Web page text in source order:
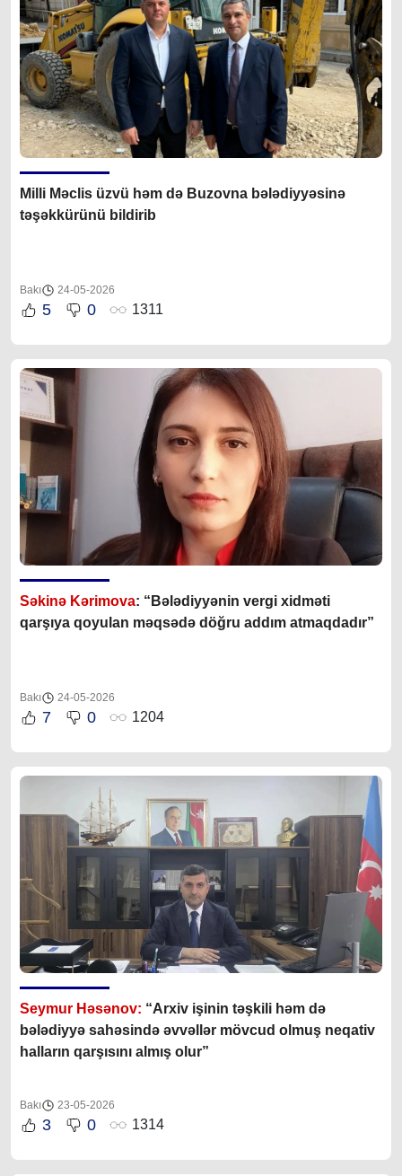
Milli Məclis üzvü həm də Buzovna bələdiyyəsinə
təşəkkürünü bildirib
Bakı 24-05-2026
5 0 1311
Səkinə Kərimova: “Bələdiyyənin vergi xidməti
qarşıya qoyulan məqsədə döğru addım atmaqdadır”
Bakı 24-05-2026
7 0 1204
Seymur Həsənov: “Arxiv işinin təşkili həm də
bələdiyyə sahəsində əvvəllər mövcud olmuş neqativ
halların qarşısını almış olur”
Bakı 23-05-2026
3 0 1314